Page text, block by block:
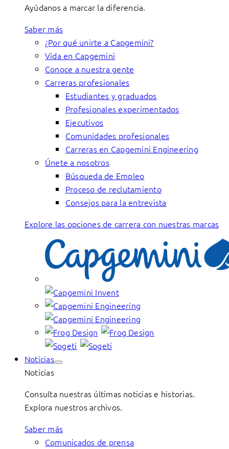
Ayúdanos a marcar la diferencia.
Saber más
¿Por qué unirte a Capgemini?
Vida en Capgemini
Conoce a nuestra gente
Carreras profesionales
Estudiantes y graduados
Profesionales experimentados
Ejecutivos
Comunidades profesionales
Carreras en Capgemini Engineering
Únete a nosotros
Búsqueda de Empleo
Proceso de reclutamiento
Consejos para la entrevista
Explore las opciones de carrera con nuestras marcas
Noticias
Noticias
Consulta nuestras últimas noticias e historias.
Explora nuestros archivos.
Saber más
Comunicados de prensa